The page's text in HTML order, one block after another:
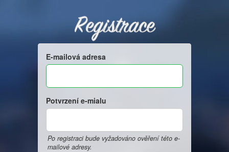
Registrace
E-mailová adresa
Potvrzení e-mialu
Po registraci bude vyžadováno ověření této e-
mailové adresy.